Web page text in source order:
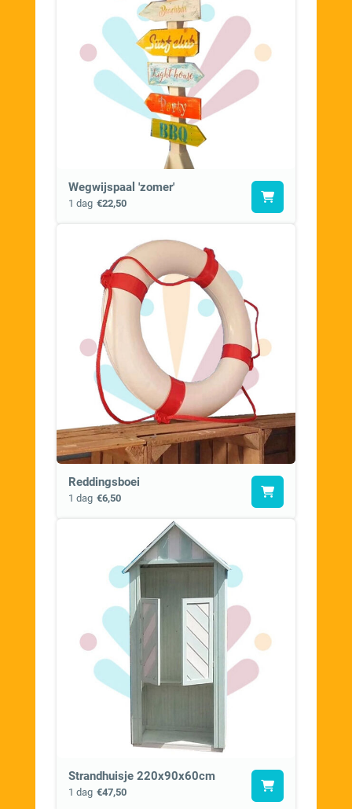
Wegwijspaal 'zomer'
1 dag €22,50
Reddingsboei
1 dag €6,50
Strandhuisje 220x90x60cm
1 dag €47,50